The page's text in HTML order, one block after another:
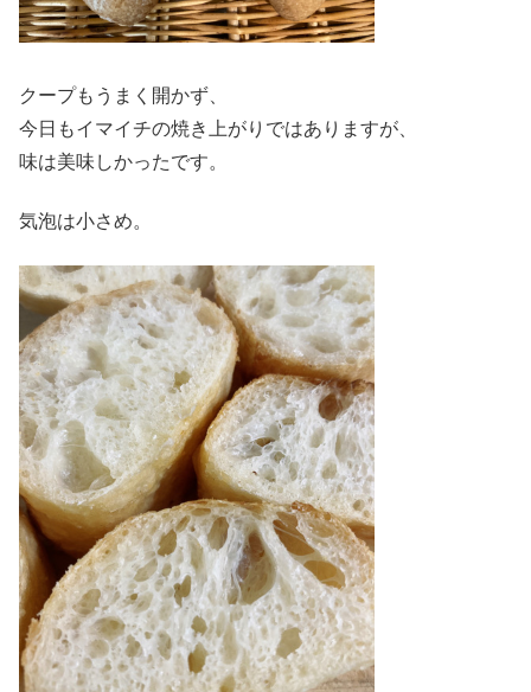
クープもうまく開かず、
今日もイマイチの焼き上がりではありますが、
味は美味しかったです。
気泡は小さめ。